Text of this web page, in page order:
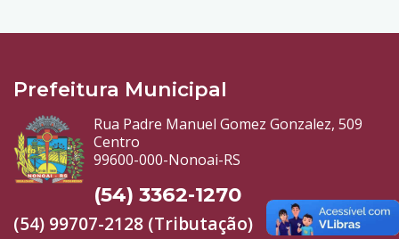
Prefeitura Municipal
Rua Padre Manuel Gomez Gonzalez, 509
Centro
99600-000-Nonoai-RS
(54) 3362-1270
(54) 99707-2128 (Tributação)